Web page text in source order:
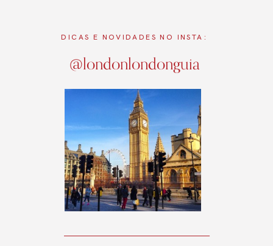
DICAS E NOVIDADES NO INSTA:
@londonlondonguia